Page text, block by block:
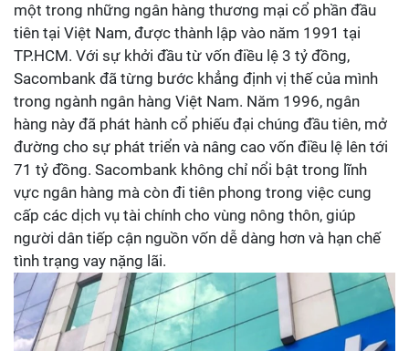
một trong những ngân hàng thương mại cổ phần đầu
tiên tại Việt Nam, được thành lập vào năm 1991 tại
TP.HCM. Với sự khởi đầu từ vốn điều lệ 3 tỷ đồng,
Sacombank đã từng bước khẳng định vị thế của mình
trong ngành ngân hàng Việt Nam. Năm 1996, ngân
hàng này đã phát hành cổ phiếu đại chúng đầu tiên, mở
đường cho sự phát triển và nâng cao vốn điều lệ lên tới
71 tỷ đồng. Sacombank không chỉ nổi bật trong lĩnh
vực ngân hàng mà còn đi tiên phong trong việc cung
cấp các dịch vụ tài chính cho vùng nông thôn, giúp
người dân tiếp cận nguồn vốn dễ dàng hơn và hạn chế
tình trạng vay nặng lãi.